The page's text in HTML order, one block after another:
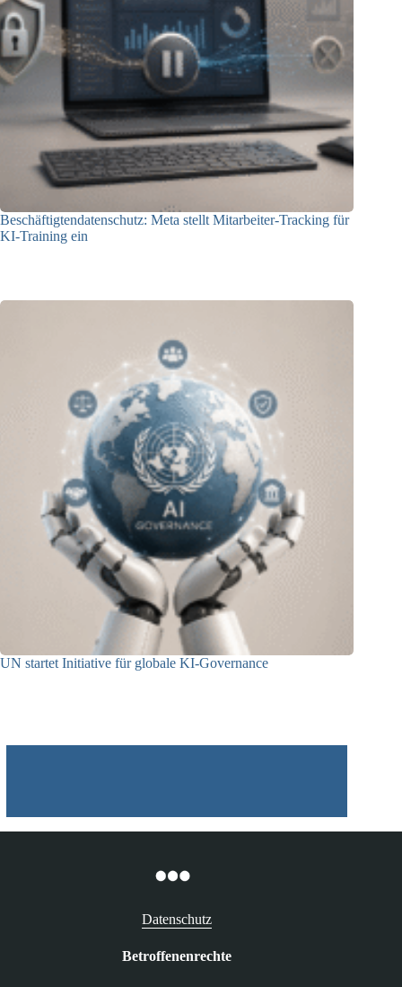
Beschäftigtendatenschutz: Meta stellt Mitarbeiter-Tracking für
KI-Training ein
UN startet Initiative für globale KI-Governance
Datenschutz
Betroffenenrechte